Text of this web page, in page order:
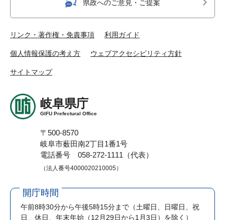
県政へのご意見・ご提案
リンク・著作権・免責事項 利用ガイド
個人情報保護の考え方 ウェブアクセシビリティ方針
サイトマップ
岐阜県庁
GIFU Prefectural Office
〒500-8570
岐阜市薮田南2丁目1番1号
電話番号 058-272-1111（代表）
（法人番号4000020210005）
開庁時間
午前8時30分から午後5時15分まで （土曜日、日曜日、祝
日、休日、年末年始（12月29日から1月3日）を除く）